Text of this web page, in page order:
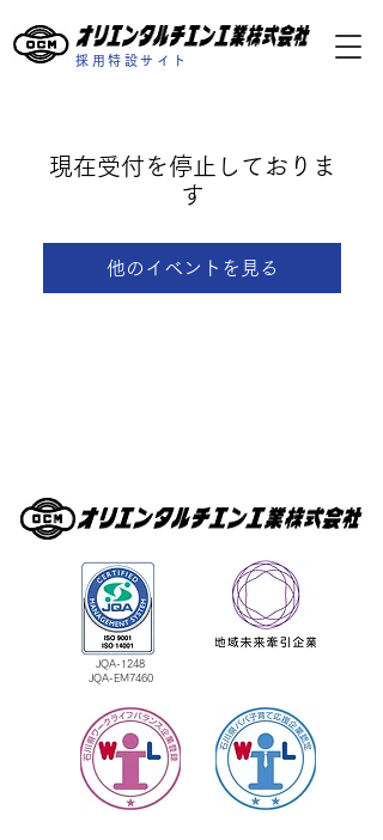
採用特設サイト
現在受付を停止しておりま
す
他のイベントを見る
JQA-1248
​JQA-EM7460